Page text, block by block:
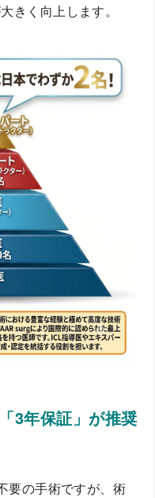
きく向上します。
3年保証」が推奨
要の手術ですが、術